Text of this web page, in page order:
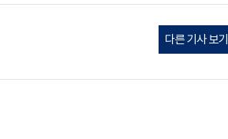
다른 기사 보기